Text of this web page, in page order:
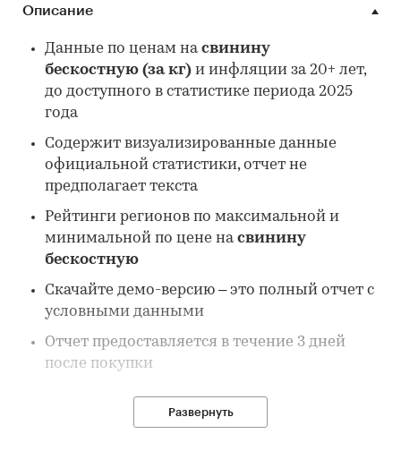
Описание
Данные по ценам насвинину
бескостную (за кг) и инфляции за 20+ лет,
до доступного в статистике периода 2025
года
Содержит визуализированные данные
официальной статистики, отчет не
предполагает текста
Рейтинги регионов по максимальной и
минимальной по цене насвинину
бескостную
Скачайте демо-версию – это полный отчет с
условными данными
Отчет предоставляется в течение 3 дней
после покупки
Развернуть